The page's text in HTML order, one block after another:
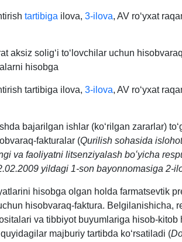
tartibiga ilova, 3-ilova, AV roʻyхat
aksiz soligʻi toʻlovchilar uchun
hisobga
tartibiga ilova, 3-ilova, AV roʻyхat
bajarilgan ishlar (koʻrilgan zararlar)
fakturalar (Qurilish sohasida
va faoliyatni litsenziyalash boʻyicha
yildagi 1-son bayonnomasiga 2-
hisobga olgan holda farmatsevtik
hisobvaraq-faktura. Belgilanishicha,
va tibbiyot buyumlariga hisob-kitob
majburiy tartibda koʻrsatiladi (